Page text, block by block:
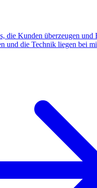
die Kunden überzeugen und
und die Technik liegen bei